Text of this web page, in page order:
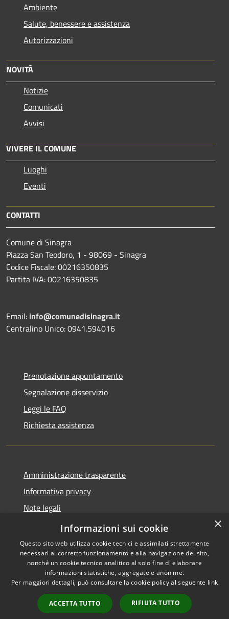
Ambiente
Salute, benessere e assistenza
Autorizzazioni
NOVITÀ
Notizie
Comunicati
Avvisi
VIVERE IL COMUNE
Luoghi
Eventi
CONTATTI
Comune di Sinagra
Piazza San Teodoro, 1 - 98069 - Sinagra
Codice Fiscale: 00216350835
Partita IVA: 00216350835
Email: info@comunedisinagra.it
Centralino Unico: 0941.594016
Prenotazione appuntamento
Segnalazione disservizio
Leggi le FAQ
Richiesta assistenza
Amministrazione trasparente
Informativa privacy
Note legali
Dichiarazione di accessibilità
Accessibilità
Copyright © 2026 • Comune di
Sinagra • Powered by
Municipium•
Accesso
redazione
×
Informazioni sui cookie
Questo sito web utilizza cookie tecnici e assimilati strettamente
necessari al corretto funzionamento e alla navigazione del sito,
nonché un cookie tecnico analitico al solo fine di elaborare
informazioni statistiche, aggregate e anonime.
Per maggiori dettagli, può consultare la cookie policy al seguente link
ACCETTA TUTTO RIFIUTA TUTTO